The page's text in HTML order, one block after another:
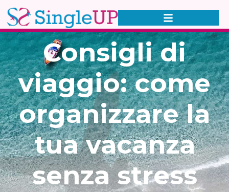
Consigli di
viaggio: come
organizzare la
tua vacanza
senza stress